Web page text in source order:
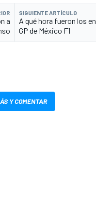
a
SIGUIENTE ARTÍCULO
A qué hora fueron los
GP de México F1
Y COMENTAR